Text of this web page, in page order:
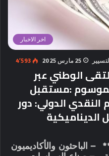
اخر الاخبار
25 مارس 2025 4٬593
الوطني عبر
:مستقبل
النقدي الدولي: دور
الباحثون والأكاديميون